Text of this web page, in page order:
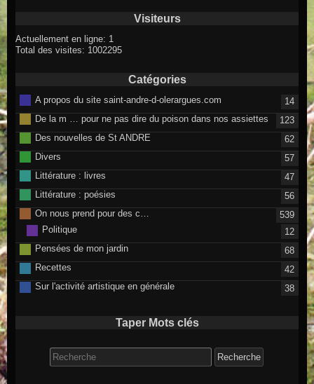
Visiteurs
Actuellement en ligne: 1
Total des visites: 1002295
Catégories
A propos du site saint-andre-d-olerargues.com
14
De la m … pour ne pas dire du poison dans nos assiettes
123
Des nouvelles de St ANDRE
62
Divers
57
Littérature : livres
47
Littérature : poésies
56
On nous prend pour des c…
539
Politique
12
Pensées de mon jardin
68
Recettes
42
Sur l'activité artistique en générale
38
Taper Mots clés
Search for: